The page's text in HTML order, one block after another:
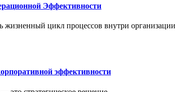
Эффективности
жизненный цикл процессов внутри организации
эффективности